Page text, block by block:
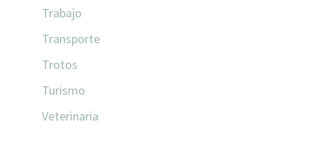
Trabajo
Transporte
Trotos
Turismo
Veterinaria